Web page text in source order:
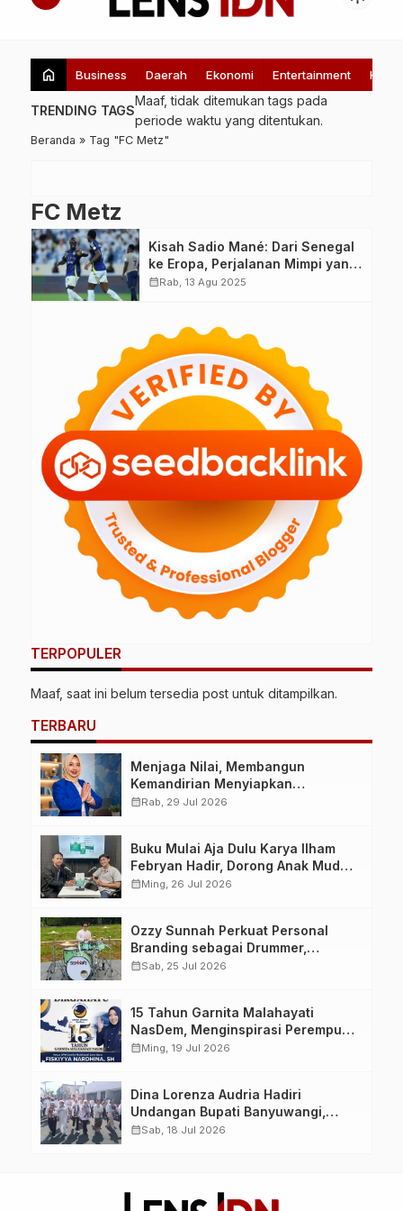
home Business Daerah Ekonomi Entertainment
TRENDING TAGS
Maaf, tidak ditemukan tags pada
periode waktu yang ditentukan.
Beranda » Tag "FC Metz"
FC Metz
Kisah Sadio Mané: Dari Senegal
ke Eropa, Perjalanan Mimpi yang
Awalnya Tak Dipercaya Sang Ibu
calendar_monthRab, 13 Agu 2025
TERPOPULER
Maaf, saat ini belum tersedia post untuk ditampilkan.
TERBARU
Menjaga Nilai, Membangun
Kemandirian Menyiapkan
Kepemimpinan Ekonomi Perempuan
Jamaah
calendar_monthRab, 29 Jul 2026
Buku Mulai Aja Dulu Karya Ilham
Febryan Hadir, Dorong Anak Muda
Berhenti Menunda dan Mulai
calendar_monthMing, 26 Jul 2026
Ozzy Sunnah Perkuat Personal
Branding sebagai Drummer,
Produser, dan Sutradara Melalui
calendar_monthSab, 25 Jul 2026
15 Tahun Garnita Malahayati
NasDem, Menginspirasi Perempuan
Memimpin Perubahan Bangsa
calendar_monthMing, 19 Jul 2026
Dina Lorenza Audria Hadiri
Undangan Bupati Banyuwangi,
Saksikan Banyuwangi Ethno
calendar_monthSab, 18 Jul 2026